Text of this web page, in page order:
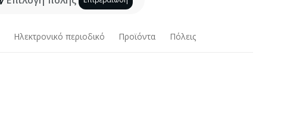
Ηλεκτρονικό περιοδικό Προϊόντα Πόλεις